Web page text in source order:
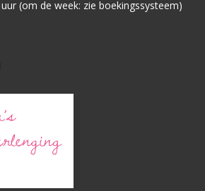
(om de week: zie boekingssysteem)